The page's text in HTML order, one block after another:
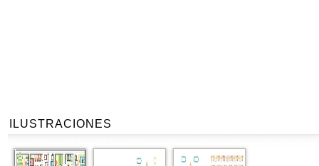
ILUSTRACIONES